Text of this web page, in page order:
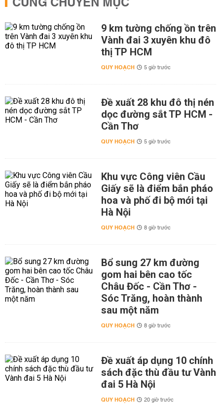
9 km tường chống ồn trên
Vành đai 3 xuyên khu đô
thị TP HCM
QUY HOẠCH 5 giờ trước
Đề xuất 28 khu đô thị nén
dọc đường sắt TP HCM -
Cần Thơ
QUY HOẠCH 5 giờ trước
Khu vực Công viên Cầu
Giấy sẽ là điểm bắn pháo
hoa và phố đi bộ mới tại
Hà Nội
QUY HOẠCH 8 giờ trước
Bổ sung 27 km đường
gom hai bên cao tốc
Châu Đốc - Cần Thơ -
Sóc Trăng, hoàn thành
sau một năm
QUY HOẠCH 8 giờ trước
Đề xuất áp dụng 10 chính
sách đặc thù đầu tư Vành
đai 5 Hà Nội
QUY HOẠCH 20 giờ trước